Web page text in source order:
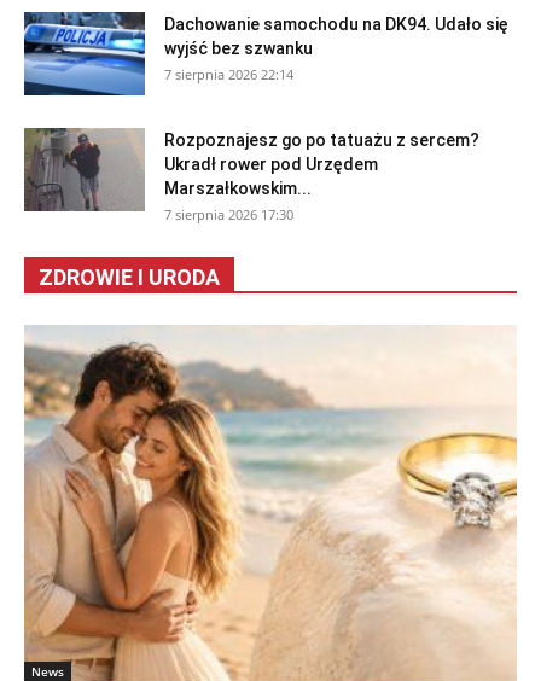
Dachowanie samochodu na DK94. Udało się
wyjść bez szwanku
7 sierpnia 2026 22:14
Rozpoznajesz go po tatuażu z sercem?
Ukradł rower pod Urzędem
Marszałkowskim...
7 sierpnia 2026 17:30
ZDROWIE I URODA
News